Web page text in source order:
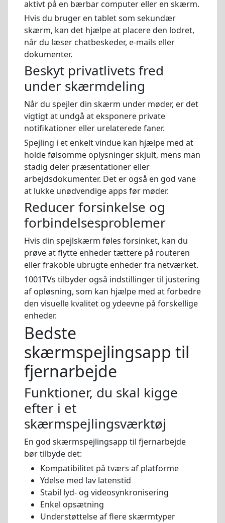
aktivt på en bærbar computer eller en skærm.
Hvis du bruger en tablet som sekundær
skærm, kan det hjælpe at placere den lodret,
når du læser chatbeskeder, e-mails eller
dokumenter.
Beskyt privatlivets fred
under skærmdeling
Når du spejler din skærm under møder, er det
vigtigt at undgå at eksponere private
notifikationer eller urelaterede faner.
Spejling i et enkelt vindue kan hjælpe med at
holde følsomme oplysninger skjult, mens man
stadig deler præsentationer eller
arbejdsdokumenter. Det er også en god vane
at lukke unødvendige apps før møder.
Reducer forsinkelse og
forbindelsesproblemer
Hvis din spejlskærm føles forsinket, kan du
prøve at flytte enheder tættere på routeren
eller frakoble ubrugte enheder fra netværket.
1001TVs tilbyder også indstillinger til justering
af opløsning, som kan hjælpe med at forbedre
den visuelle kvalitet og ydeevne på forskellige
enheder.
Bedste
skærmspejlingsapp til
fjernarbejde
Funktioner, du skal kigge
efter i et
skærmspejlingsværktøj
En god skærmspejlingsapp til fjernarbejde
bør tilbyde det:
Kompatibilitet på tværs af platforme
Ydelse med lav latenstid
Stabil lyd- og videosynkronisering
Enkel opsætning
Understøttelse af flere skærmtyper